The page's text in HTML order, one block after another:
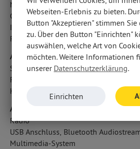
Notbremsassistent
Cornering Brake Control CBC
ISOFIX Kindersitzbefestigung
Reifendruckverlust-Warnung
Airbags
Seitenairbag vorn
Fahrer- /Beifahrerairbag
Kopfairbag vorn und hinten
Audio & Kommunikation
Radio
USB Anschluss, Bluetooth
Multimedia-System
Webseiten-Erlebnis zu bieten.
Button "Akzeptieren" stimmen
zu. Über den Button "Einrichten"
auswählen, welche Art von
möchten. Weitere Informationen
unserer Datenschutzerklärung.
Einrichten